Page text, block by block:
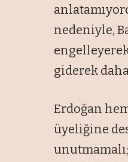
nedeniyle,
giderek
Erdoğan
üyeliğine